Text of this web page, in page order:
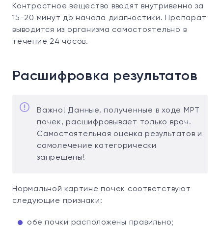
Контрастное вещество вводят внутривенно за
15-20 минут до начала диагностики. Препарат
выводится из организма самостоятельно в
течение 24 часов.
Расшифровка результатов
Важно! Данные, полученные в ходе МРТ
почек, расшифровывает только врач.
Самостоятельная оценка результатов и
самолечение категорически
запрещены!
Нормальной картине почек соответствуют
следующие признаки:
обе почки расположены правильно;